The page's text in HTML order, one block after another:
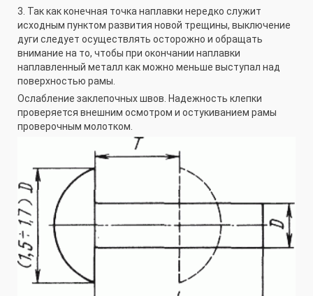
3. Так как конечная точка наплавки нередко служит
исходным пунктом развития новой трещины, выключение
дуги следует осуществлять осторожно и обращать
внимание на то, чтобы при окончании наплавки
наплавленный металл как можно меньше выступал над
поверхностью рамы.
Ослабление заклепочных швов. Надежность клепки
проверяется внешним осмотром и остукиванием рамы
проверочным молотком.